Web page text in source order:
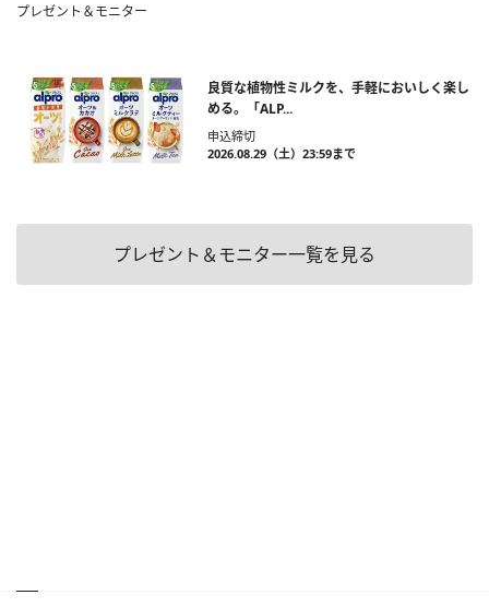
プレゼント＆モニター
良質な植物性ミルクを、手軽においしく楽し
める。「ALP...
申込締切
2026.08.29（土）23:59まで
プレゼント＆モニター一覧を見る